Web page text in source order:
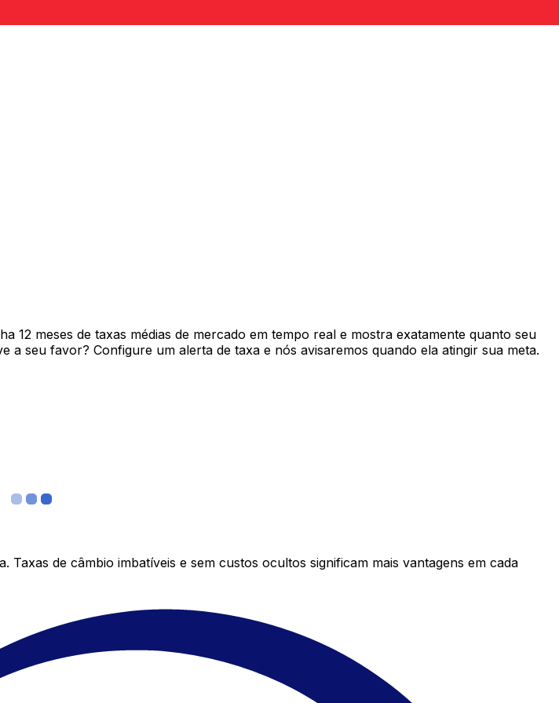
12 meses de taxas médias de mercado em tempo real e mostra exatamente quanto seu
seu favor? Configure um alerta de taxa e nós avisaremos quando ela atingir sua meta.
de câmbio imbatíveis e sem custos ocultos significam mais vantagens em cada